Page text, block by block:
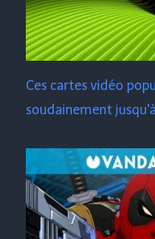
Ces cartes vidéo
soudainement